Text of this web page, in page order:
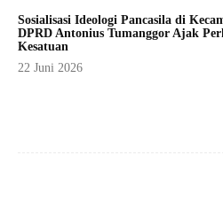
Sosialisasi Ideologi Pancasila di
DPRD Antonius Tumanggor Ajak
Kesatuan
22 Juni 2026